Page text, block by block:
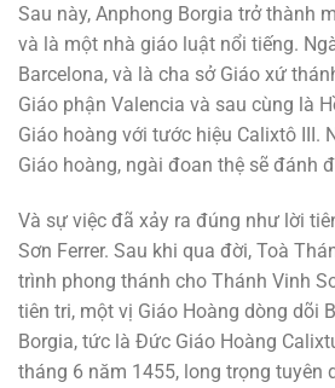
Sau này, Anphong Borgia trở thành
và là một nhà giáo luật nổi tiếng.
Barcelona, và là cha sở Giáo xứ
Giáo phận Valencia và sau cùng là
Giáo hoàng với tước hiệu Calixtô III.
Giáo hoàng, ngài đoan thệ sẽ đánh
Và sự việc đã xảy ra đúng như lời
Sơn Ferrer. Sau khi qua đời, Toà
trình phong thánh cho Thánh Vinh
tiên tri, một vị Giáo Hoàng dòng dõi
Borgia, tức là Đức Giáo Hoàng
tháng 6 năm 1455, long trọng tuyên